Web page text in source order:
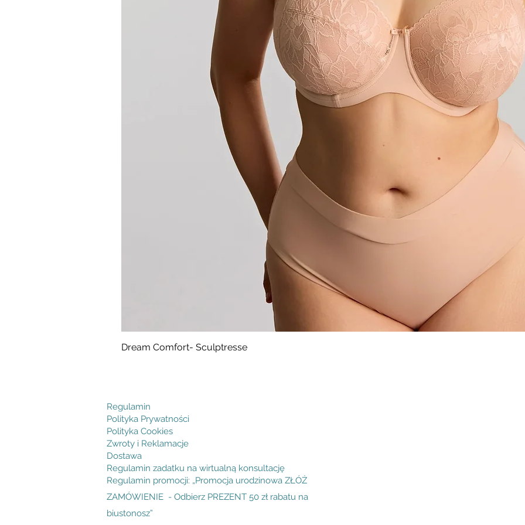
Dream Comfort- Sculptresse
Regulamin
Polityka Prywatności
Polityka Cookies
Zwroty i Reklamacje
Dostawa
Regulamin zadatku na wirtualną konsultację
Regulamin promocji: „Promocja urodzinowa ZŁÓŻ
ZAMÓWIENIE - Odbierz PREZENT 50 zł rabatu na
biustonosz”